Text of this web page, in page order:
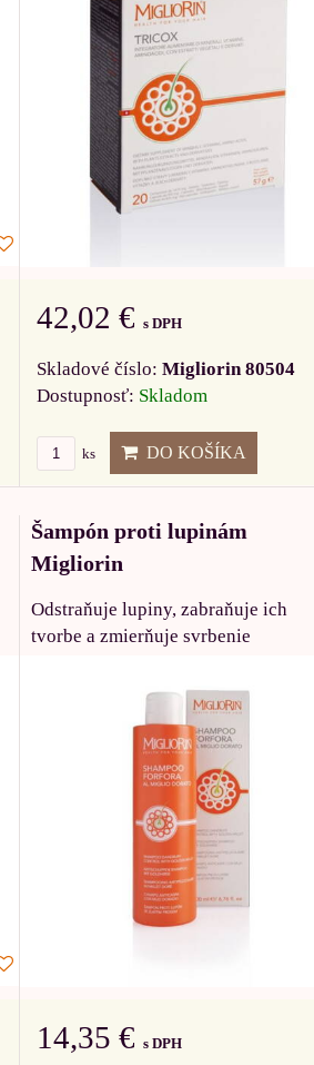
42,02 € s DPH
Skladové číslo: Migliorin 80504
Dostupnosť: Skladom
ks DO KOŠÍKA
Šampón proti lupinám
Migliorin
Odstraňuje lupiny, zabraňuje ich
tvorbe a zmierňuje svrbenie
14,35 € s DPH